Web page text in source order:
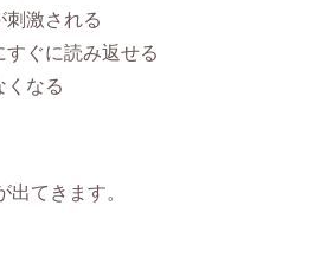
刺激される
ぐに読み返せる
くなる
出てきます。